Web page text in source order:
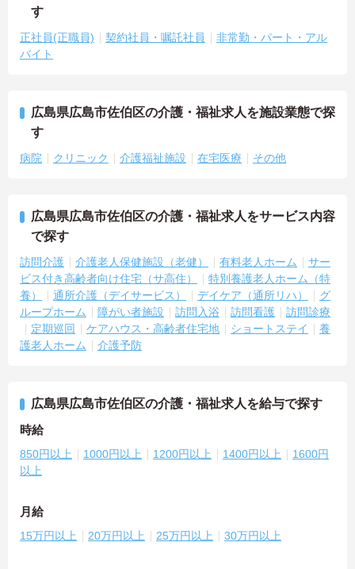
す
正社員(正職員) 契約社員・嘱託社員
非常勤・パート・アル
バイト
広島県広島市佐伯区の介護・福祉求人を施設業態で探
す
病院 クリニック 介護福祉施設 在宅医療 その他
広島県広島市佐伯区の介護・福祉求人をサービス内容
で探す
訪問介護 介護老人保健施設（老健） 有料老人ホーム
サー
ビス付き高齢者向け住宅（サ高住）
特別養護老人ホーム（特
養）
通所介護（デイサービス） デイケア（通所リハ）
グ
ループホーム
障がい者施設 訪問入浴 訪問看護
訪問診療
定期巡回
ケアハウス・高齢者住宅地 ショートステイ
養
護老人ホーム
介護予防
広島県広島市佐伯区の介護・福祉求人を給与で探す
時給
850円以上 1000円以上 1200円以上 1400円以上
1600円
以上
月給
15万円以上 20万円以上 25万円以上 30万円以上